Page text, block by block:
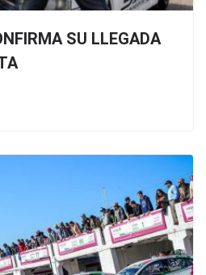
SU LLEGADA